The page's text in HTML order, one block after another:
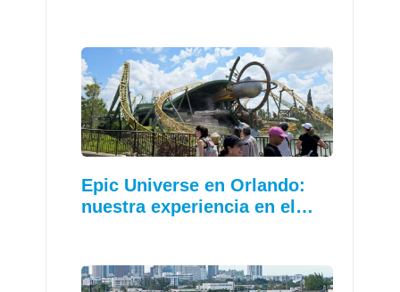
Epic Universe en Orlando:
nuestra experiencia en el…